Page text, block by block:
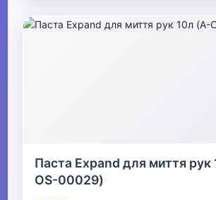
Паста Expand для миття рук
OS-00029)